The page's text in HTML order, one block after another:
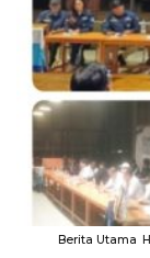
Berita Utama